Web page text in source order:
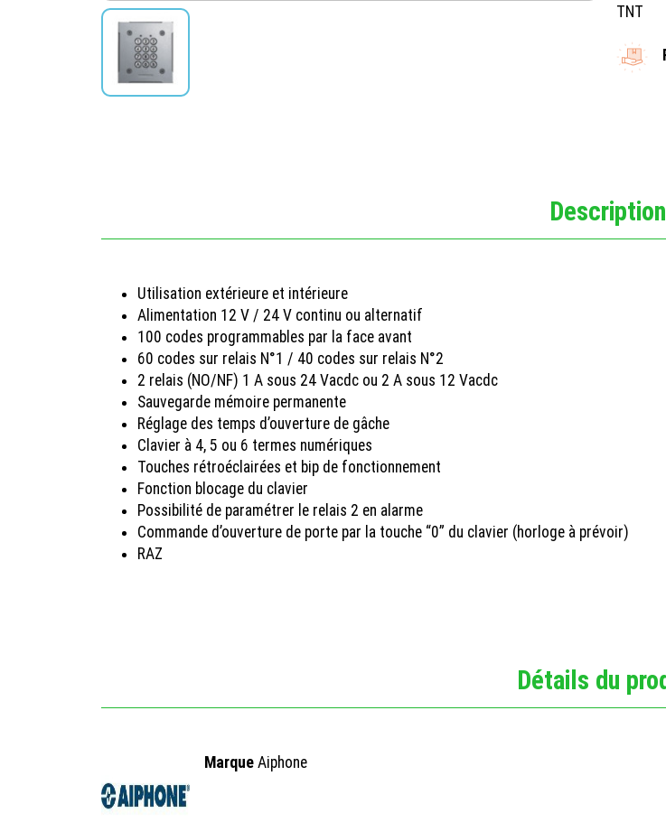
TNT
Description
Utilisation extérieure et intérieure
Alimentation 12 V / 24 V continu ou alternatif
100 codes programmables par la face avant
60 codes sur relais N°1 / 40 codes sur relais N°2
2 relais (NO/NF) 1 A sous 24 Vacdc ou 2 A sous 12 Vacdc
Sauvegarde mémoire permanente
Réglage des temps d’ouverture de gâche
Clavier à 4, 5 ou 6 termes numériques
Touches rétroéclairées et bip de fonctionnement
Fonction blocage du clavier
Possibilité de paramétrer le relais 2 en alarme
Commande d’ouverture de porte par la touche “0” du clavier (horloge à prévoir)
RAZ
Détails du
Marque Aiphone